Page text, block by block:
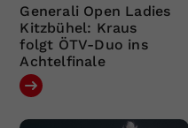
Generali Open Ladies
Kitzbühel: Kraus
folgt ÖTV-Duo ins
Achtelfinale